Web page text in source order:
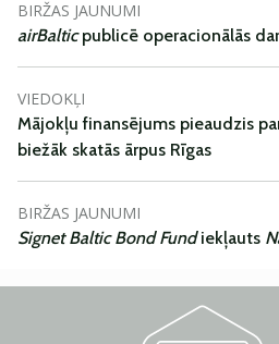
BIRŽAS JAUNUMI
airBalticpublicē operacionālās
VIEDOKĻI
Mājokļu finansējums pieaudzis
biežāk skatās ārpus Rīgas
BIRŽAS JAUNUMI
Signet Baltic Bond Fundiekļauts